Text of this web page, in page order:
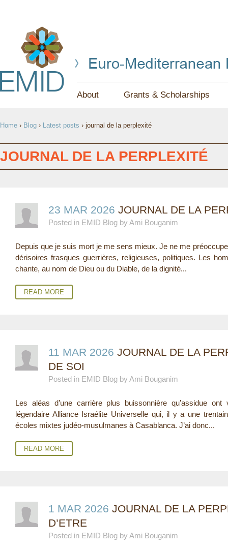
About Grants & Scholarships
U
A
Home › Blog › Latest posts › journal de la perplexité
JOURNAL DE LA PERPLEXITÉ
23 MAR 2026 JOURNAL DE LA
Posted in EMID Blog by Ami Bouganim
Depuis que je suis mort je me sens mieux. Je ne me
dérisoires frasques guerrières, religieuses, politiques. Les
chante, au nom de Dieu ou du Diable, de la dignité...
READ MORE
11 MAR 2026 JOURNAL DE LA
DE SOI
Posted in EMID Blog by Ami Bouganim
Les aléas d’une carrière plus buissonnière qu’assidue
légendaire Alliance Israélite Universelle qui, il y a une
écoles mixtes judéo-musulmanes à Casablanca. J’ai donc...
READ MORE
1 MAR 2026 JOURNAL DE LA
D’ETRE
Posted in EMID Blog by Ami Bouganim